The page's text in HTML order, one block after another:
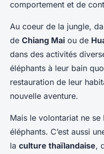
comportement et de
Au coeur de la jungle,
de Chiang Mai ou de
dans des activités
éléphants à leur bain
restauration de leur
nouvelle aventure.
Mais le volontariat ne se
éléphants. C’est aussi
la culture thaïlandaise,